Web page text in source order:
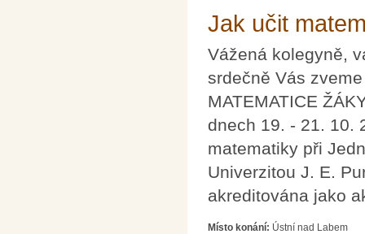
Jak učit
Vážená kolegyně,
srdečně Vás
MATEMATICE
dnech 19. - 21. 10.
matematiky při
Univerzitou J. E.
akreditována jako
Místo konání: Ústní nad Labem